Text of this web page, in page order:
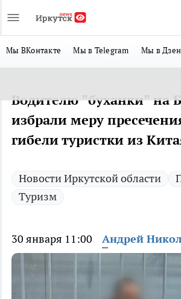
Мы ВКонтакте Мы в Telegram Мы в
Водителю "буханки" на
избрали меру
гибели туристки из
Новости Иркутской области
Туризм
30 января 11:00 Андрей